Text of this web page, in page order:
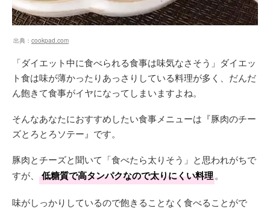
出典： cookpad.com
「ダイエット中に食べられる食事は味気なさそう」ダイエッ
ト食は味が薄かったりあっさりしている料理が多く、だんだ
ん飽きて食事がイヤになってしまいますよね。
そんなあなたにおすすめしたい食事メニューは『豚肉のチー
ズとろとろソテー』です。
豚肉とチーズと聞いて「食べたら太りそう」と思われがちで
すが、
低糖質で高タンパクなので太りにくい料理。
味がしっかりしているので飽きることなく食べることがで